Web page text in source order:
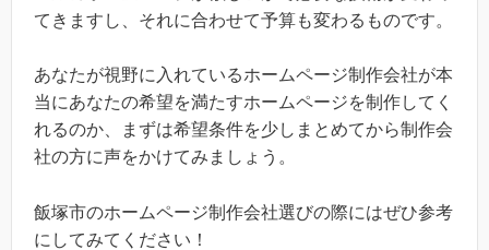
てきますし、それに合わせて予算も変わるものです。
あなたが視野に入れているホームページ制作会社が本
当にあなたの希望を満たすホームページを制作してく
れるのか、まずは希望条件を少しまとめてから制作会
社の方に声をかけてみましょう。
飯塚市のホームページ制作会社選びの際にはぜひ参考
にしてみてください！